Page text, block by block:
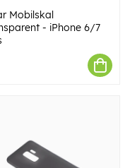
Mobilskal
- iPhone 6/7